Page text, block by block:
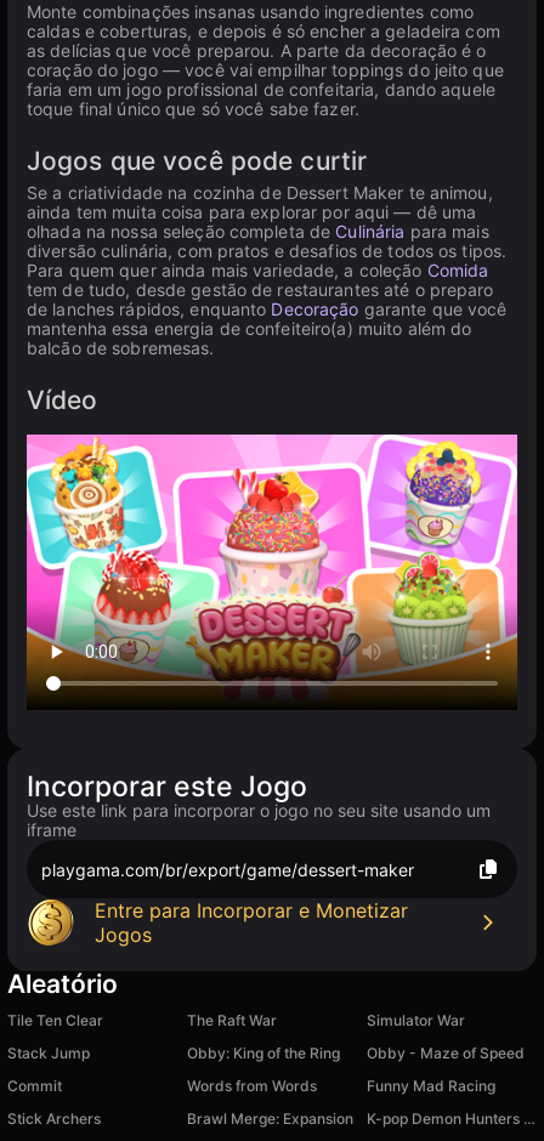
Monte combinações insanas usando ingredientes como
caldas e coberturas, e depois é só encher a geladeira com
as delícias que você preparou. A parte da decoração é o
coração do jogo — você vai empilhar toppings do jeito que
faria em um jogo profissional de confeitaria, dando aquele
toque final único que só você sabe fazer.
Jogos que você pode curtir
Se a criatividade na cozinha de Dessert Maker te animou,
ainda tem muita coisa para explorar por aqui — dê uma
olhada na nossa seleção completa de Culinária para mais
diversão culinária, com pratos e desafios de todos os tipos.
Para quem quer ainda mais variedade, a coleção Comida
tem de tudo, desde gestão de restaurantes até o preparo
de lanches rápidos, enquanto Decoração garante que você
mantenha essa energia de confeiteiro(a) muito além do
balcão de sobremesas.
Vídeo
Incorporar este Jogo
Use este link para incorporar o jogo no seu site usando um
iframe
playgama.com/br/export/game/dessert-maker
Entre para Incorporar e Monetizar
Jogos
Aleatório
Tile Ten Clear The Raft War
Simulator War
Stack Jump
Obby: King of the Ring
Obby - Maze of Speed
Commit
Words from Words
Funny Mad Racing
Stick Archers
Brawl Merge: Expansion
K-pop Demon Hunters Super Puzzles